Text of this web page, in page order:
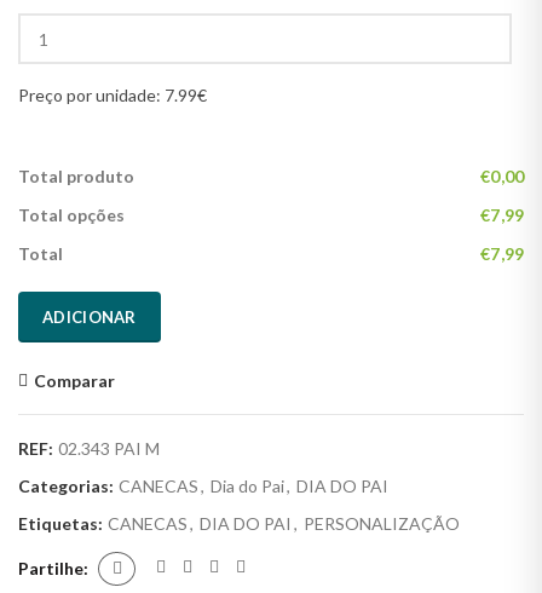
Preço por unidade: 7.99€
Total produto
€0,00
Total opções
€7,99
Total
€7,99
ADICIONAR
Comparar
REF: 02.343 PAI M
Categorias: CANECAS, Dia do Pai, DIA DO PAI
Etiquetas: CANECAS, DIA DO PAI , PERSONALIZAÇÃO
Partilhe